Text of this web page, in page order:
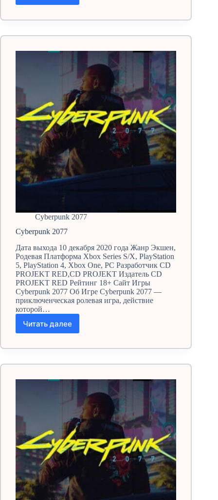
2077:
хорошие,
Cyberpunk 2077
Cyberpunk 2077
Дата выхода 10 декабря 2020 года Жанр Экшен,
Родевая Платформа Xbox Series S/X, PlayStation
5, PlayStation 4, Xbox One, PC Разработчик CD
PROJEKT RED,CD PROJEKT Издатель CD
PROJEKT RED Рейтинг 18+ Сайт Игры
Cyberpunk 2077 Об Игре Cyberpunk 2077 —
приключенческая ролевая игра, действие
которой…
Читать далее
Cyberpunk